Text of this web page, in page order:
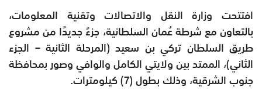
افتتحت وزارة النقل والاتصالات وتقنية المعلومات،
بالتعاون مع شرطة عُمان السلطانية، جزءً جديدًا من مشروع
طريق السلطان تركي بن سعيد (المرحلة الثانية – الجزء
الثاني)، الممتد بين ولايتي الكامل والوافي وصور بمحافظة
جنوب الشرقية، وذلك بطول (7) كيلومترات.